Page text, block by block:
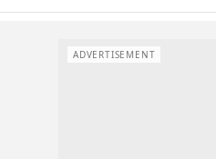
ADVERTISEMENT